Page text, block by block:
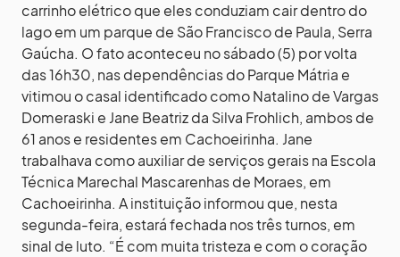
carrinho elétrico que eles conduziam cair dentro do
lago em um parque de São Francisco de Paula, Serra
Gaúcha. O fato aconteceu no sábado (5) por volta
das 16h30, nas dependências do Parque Mátria e
vitimou o casal identificado como Natalino de Vargas
Domeraski e Jane Beatriz da Silva Frohlich, ambos de
61 anos e residentes em Cachoeirinha. Jane
trabalhava como auxiliar de serviços gerais na Escola
Técnica Marechal Mascarenhas de Moraes, em
Cachoeirinha. A instituição informou que, nesta
segunda-feira, estará fechada nos três turnos, em
sinal de luto. “É com muita tristeza e com o coração